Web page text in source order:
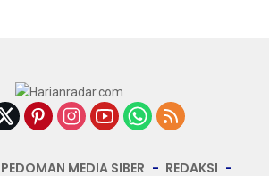
PEDOMAN MEDIA SIBER REDAKSI